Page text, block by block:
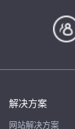
解决方案
网站解决方案